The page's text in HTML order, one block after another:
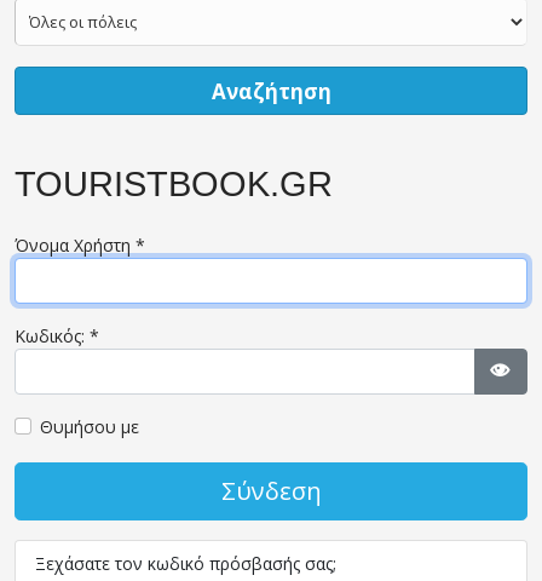
Αναζήτηση
TOURISTBOOK.GR
Όνομα Χρήστη *
Κωδικός: *
Θυμήσου με
Σύνδεση
Ξεχάσατε τον κωδικό πρόσβασής σας;